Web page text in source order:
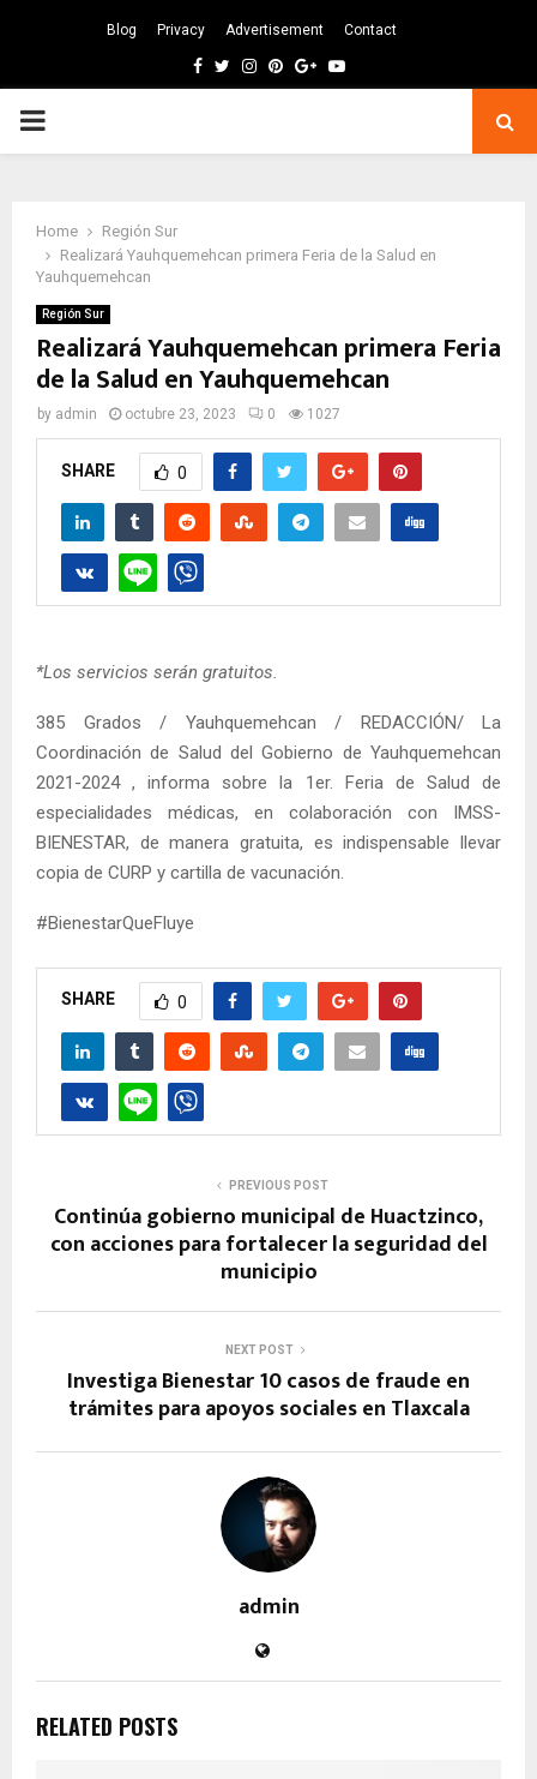
Blog Privacy Advertisement Contact
Facebook
TwitterInstagram
Pinterest
GoogleYoutube
PRIMARY
Home
Región Sur
Realizará Yauhquemehcan primera Feria de la Salud en
Yauhquemehcan
Región Sur
Realizará Yauhquemehcan primera Feria
de la Salud en Yauhquemehcan
by admin octubre 23, 2023 0 1027
SHARE 0
*Los servicios serán gratuitos.
385 Grados / Yauhquemehcan / REDACCIÓN/ La
Coordinación de Salud del Gobierno de Yauhquemehcan
2021-2024 , informa sobre la 1er. Feria de Salud de
especialidades médicas, en colaboración con IMSS-
BIENESTAR, de manera gratuita, es indispensable llevar
copia de CURP y cartilla de vacunación.
#BienestarQueFluye
SHARE 0
PREVIOUS POST
Continúa gobierno municipal de Huactzinco,
con acciones para fortalecer la seguridad del
municipio
NEXT POST
Investiga Bienestar 10 casos de fraude en
trámites para apoyos sociales en Tlaxcala
admin
RELATED POSTS